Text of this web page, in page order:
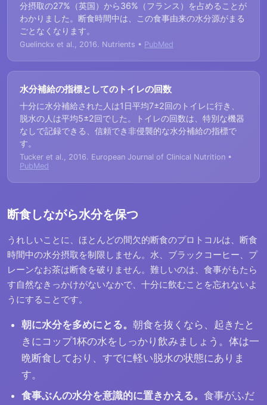
分摂取の27%（英国）から36%（フランス）を占めることが
わかりました。断食時間中は、この食事由来の水分源がまる
ごとなくなります。
Guelinckx et al., 2016. Nutrients • PubMed
水分補給の指標としてのトイレの回数
十分に水分補給された人は1日平均7±2回のトイレに行き、
脱水の人は平均5±2回でした。トイレの回数は、特別な機器
なしで記録できる、信頼でき非侵襲的な水分補給の指標で
す。
Tucker et al., 2016. European Journal of Clinical Nutrition •
PubMed
断食しながら水分を保つ
うれしいことに、ほとんどの間欠的断食のプロトコルは、断食
時間中の水分摂取を制限しません。水、ブラックコーヒー、プ
レーンなお茶は断食を破りません。難しいのは、食事がもたら
す自然なきっかけがないなかで、十分に飲むことを忘れないよ
うにすることです。
朝に水分を多めにとる。 朝食を抜くなら、起きたと
きにコップ1杯の水をしっかり飲みましょう。体は一
晩断食しており、すでに軽い脱水の状態にありま
す。
食事ぶんの水分を意識的に置きかえる。 食事がふだ